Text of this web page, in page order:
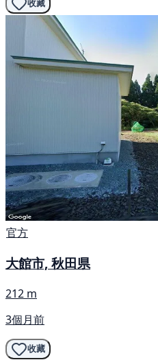
收藏
官方
大館市, 秋田県
212 m
3個月前
收藏